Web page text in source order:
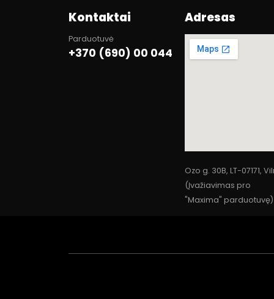
Kontaktai
Parduotuvė
+370 (690) 00 044
Adresas
Ozo g. 30B, LT-07171,
(Įvažiavimas pro
"Maxima" parduotuvę)